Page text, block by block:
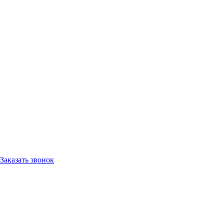
Заказать звонок